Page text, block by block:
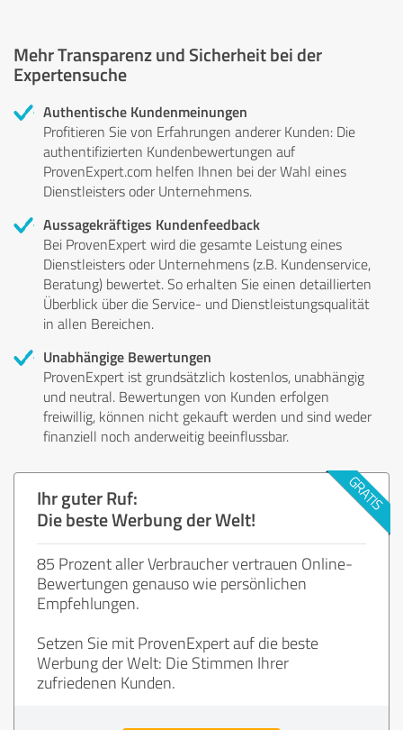
Mehr Transparenz und Sicherheit bei der
Expertensuche
Authentische Kundenmeinungen
Profitieren Sie von Erfahrungen anderer Kunden: Die
authentifizierten Kundenbewertungen auf
ProvenExpert.com helfen Ihnen bei der Wahl eines
Dienstleisters oder Unternehmens.
Aussagekräftiges Kundenfeedback
Bei ProvenExpert wird die gesamte Leistung eines
Dienstleisters oder Unternehmens (z.B. Kundenservice,
Beratung) bewertet. So erhalten Sie einen detaillierten
Überblick über die Service- und Dienstleistungsqualität
in allen Bereichen.
Unabhängige Bewertungen
ProvenExpert ist grundsätzlich kostenlos, unabhängig
und neutral. Bewertungen von Kunden erfolgen
freiwillig, können nicht gekauft werden und sind weder
finanziell noch anderweitig beeinflussbar.
Ihr guter Ruf:
Die beste Werbung der Welt!
85 Prozent aller Verbraucher vertrauen Online-
Bewertungen genauso wie persönlichen
Empfehlungen.
Setzen Sie mit ProvenExpert auf die beste
Werbung der Welt: Die Stimmen Ihrer
zufriedenen Kunden.